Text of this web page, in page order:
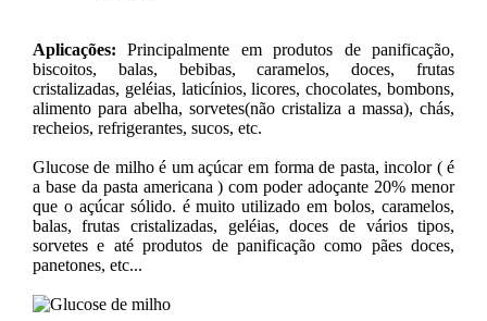
Aplicações: Principalmente em produtos de panificação,
biscoitos, balas, bebibas, caramelos, doces, frutas
cristalizadas, geléias, laticínios, licores, chocolates, bombons,
alimento para abelha, sorvetes(não cristaliza a massa), chás,
recheios, refrigerantes, sucos, etc.
Glucose de milho é um açúcar em forma de pasta, incolor ( é
a base da pasta americana ) com poder adoçante 20% menor
que o açúcar sólido. é muito utilizado em bolos, caramelos,
balas, frutas cristalizadas, geléias, doces de vários tipos,
sorvetes e até produtos de panificação como pães doces,
panetones, etc...